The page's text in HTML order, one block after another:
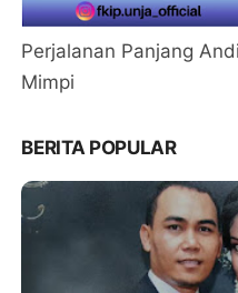
Perjalanan Panjang
Mimpi
BERITA POPULAR